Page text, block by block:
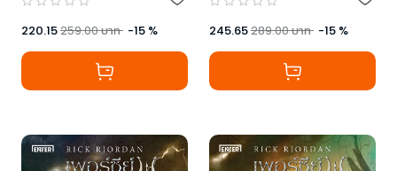
220.15259.00บาท -15 % 245.65289.00บาท -15 %